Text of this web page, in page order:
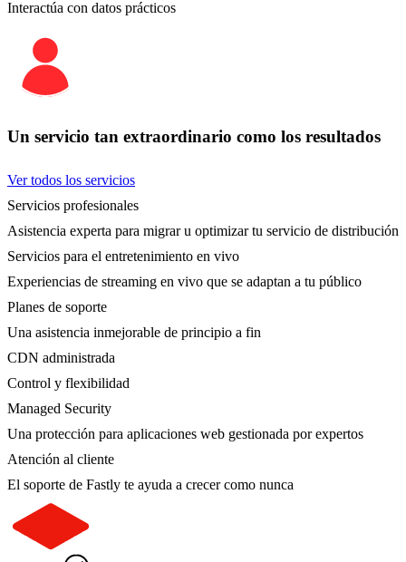
Interactúa con datos prácticos
Un servicio tan extraordinario como los resultados
Ver todos los servicios
Servicios profesionales
Asistencia experta para migrar u optimizar tu servicio de distribución
Servicios para el entretenimiento en vivo
Experiencias de streaming en vivo que se adaptan a tu público
Planes de soporte
Una asistencia inmejorable de principio a fin
CDN administrada
Control y flexibilidad
Managed Security
Una protección para aplicaciones web gestionada por expertos
Atención al cliente
El soporte de Fastly te ayuda a crecer como nunca